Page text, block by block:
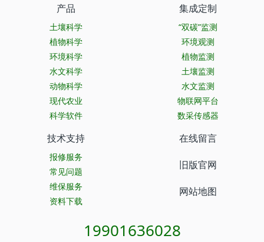
产品
土壤科学
植物科学
环境科学
水文科学
动物科学
现代农业
科学软件
集成定制
“双碳”监测
环境观测
植物监测
土壤监测
水文监测
物联网平台
数采传感器
技术支持
报修服务
常见问题
维保服务
资料下载
在线留言
旧版官网
网站地图
19901636028